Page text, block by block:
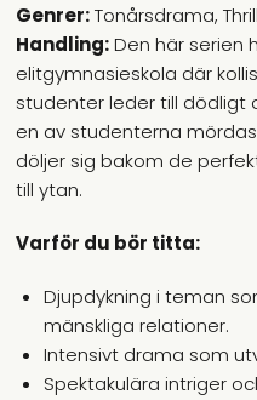
Genrer:Tonårsdrama,
Handling:Den här serien
elitgymnasieskola där
studenter leder till dödligt
en av studenterna
döljer sig bakom de
till ytan.
Varför du bör titta:
Djupdykning i teman
mänskliga relationer.
Intensivt drama som
Spektakulära intriger